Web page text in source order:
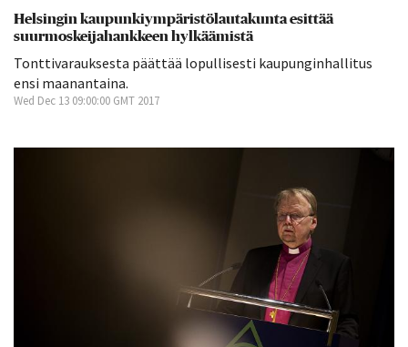
Helsingin kaupunkiympäristölautakunta esittää
suurmoskeijahankkeen hylkäämistä
Tonttivarauksesta päättää lopullisesti kaupunginhallitus
ensi maanantaina.
Wed Dec 13 09:00:00 GMT 2017